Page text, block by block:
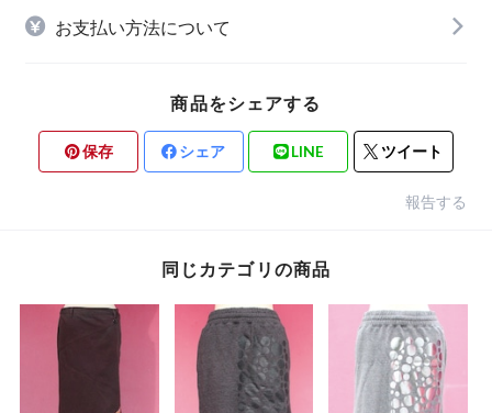
お支払い方法について
商品をシェアする
保存 シェア LINE ツイート
報告する
同じカテゴリの商品